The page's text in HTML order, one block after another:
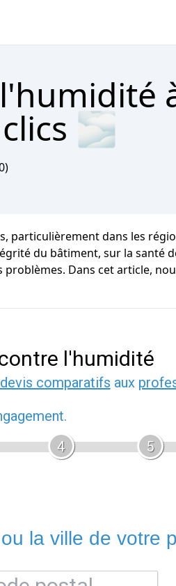
clics 🌫
dans les
du bâtiment, sur la santé
Dans cet article,
l'humidité
comparatifs aux
4 5
la ville de votre